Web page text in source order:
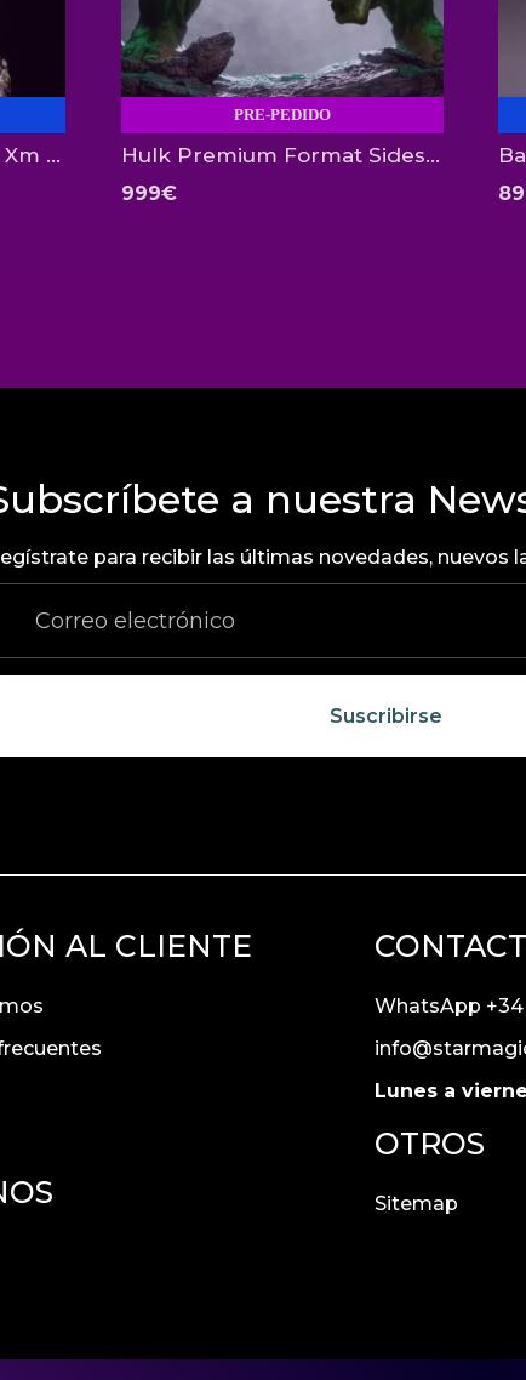
Batman Shugo Ver B 1:4 Xm Studios
PRE-PEDIDO
Hulk Premium Format Sideshow
999€
a nuestra
para recibir las últimas novedades, nuevos
Suscribirse
AL CLIENTE
WhatsApp +34
Lunes a
OTROS
Sitemap